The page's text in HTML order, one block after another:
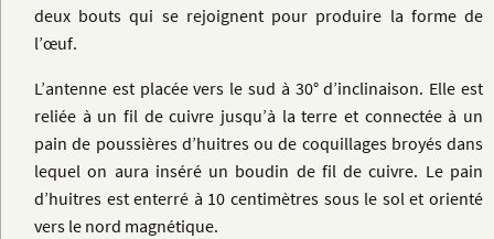
deux bouts qui se rejoignent pour produire la forme de
l’œuf.
L’antenne est placée vers le sud à 30° d’inclinaison. Elle est
reliée à un fil de cuivre jusqu’à la terre et connectée à un
pain de poussières d’huitres ou de coquillages broyés dans
lequel on aura inséré un boudin de fil de cuivre. Le pain
d’huitres est enterré à 10 centimètres sous le sol et orienté
vers le nord magnétique.